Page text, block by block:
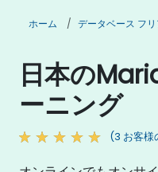
ホーム データベース フ
日本の
ーニング
(3 お客様